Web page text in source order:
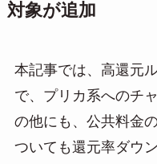
対象が追加
本記事では、高還元
で、プリカ系へのチ
の他にも、公共料金
ついても還元率ダウ